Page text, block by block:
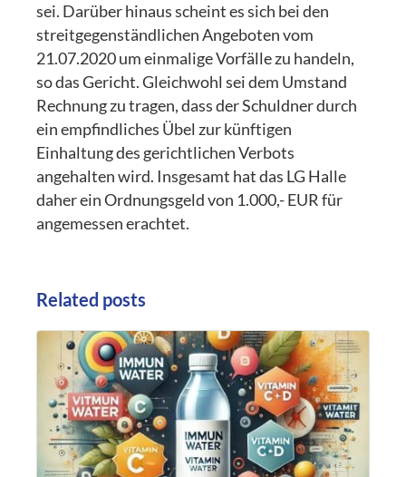
sei. Darüber hinaus scheint es sich bei den
streitgegenständlichen Angeboten vom
21.07.2020 um einmalige Vorfälle zu handeln,
so das Gericht. Gleichwohl sei dem Umstand
Rechnung zu tragen, dass der Schuldner durch
ein empfindliches Übel zur künftigen
Einhaltung des gerichtlichen Verbots
angehalten wird. Insgesamt hat das LG Halle
daher ein Ordnungsgeld von 1.000,- EUR für
angemessen erachtet.
Related posts